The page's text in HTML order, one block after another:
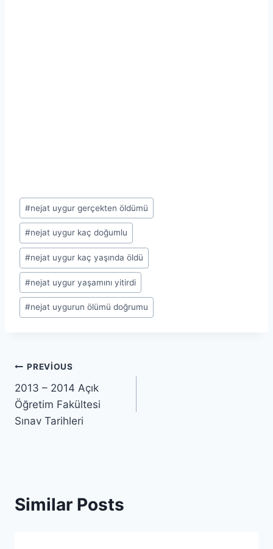
Post
Tags:
#nejat uygur gerçekten öldümü
#nejat uygur kaç doğumlu
#nejat uygur kaç yaşında öldü
#nejat uygur yaşamını yitirdi
#nejat uygurun ölümü doğrumu
Yazı
gezinmesi
PREVIOUS
2013 – 2014 Açık
Öğretim Fakültesi
Sınav Tarihleri
Similar Posts